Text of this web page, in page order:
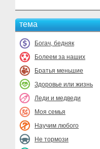
тема
Богач, бедняк
Болеем за наших
Братья меньшие
Здоровье или жизнь
Леди и медведи
Моя семья
Научим любого
Не тормози